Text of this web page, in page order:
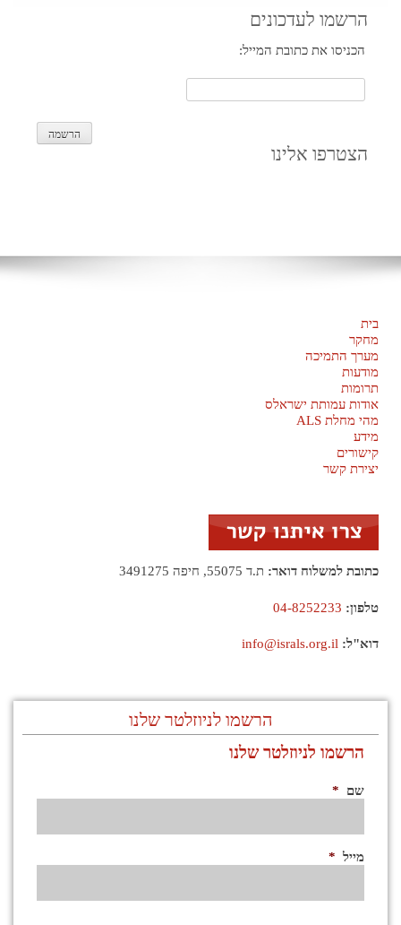
הרשמו לעדכונים
הכניסו את כתובת המייל:
הצטרפו אלינו
בית
מחקר
מערך התמיכה
מודעות
תרומות
אודות עמותת ישראלס
מהי מחלת ALS
מידע
קישורים
יצירת קשר
כתובת למשלוח דואר: ת.ד 55075, חיפה 3491275
טלפון: 04-8252233
דוא"ל: info@israls.org.il
הרשמו לניוזלטר שלנו
הרשמו לניוזלטר שלנו
שם *
מייל *